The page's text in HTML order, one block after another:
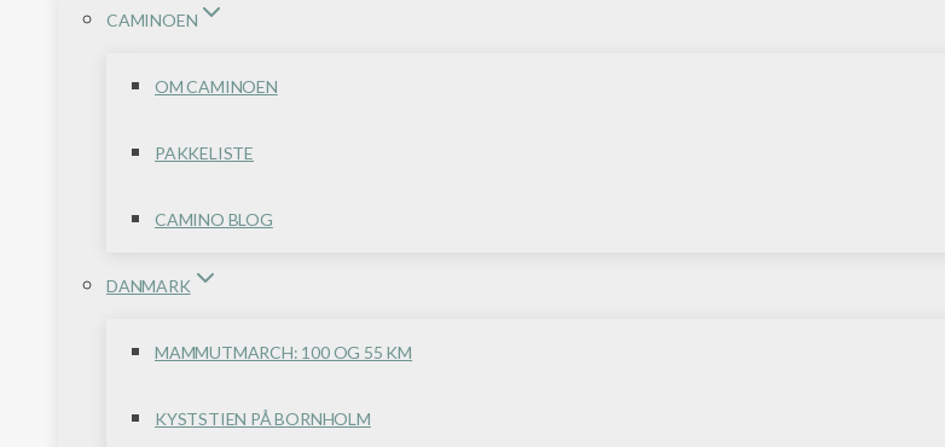
CAMINOEN
OM CAMINOEN
PAKKELISTE
CAMINO BLOG
DANMARK
MAMMUTMARCH: 100 OG 55 KM
KYSTSTIEN PÅ BORNHOLM